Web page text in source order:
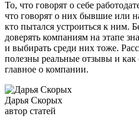
То, что говорят о себе
что говорят о них бывшие или
кто пытался устроиться к ним.
доверять компаниям на этапе
и выбирать среди них тоже.
полезны реальные отзывы и
главное о компании.
Дарья Скорых
автор статей